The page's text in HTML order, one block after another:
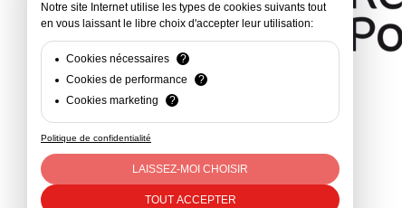
Notre site Internet utilise les types de cookies suivants tout
en vous laissant le libre choix d'accepter leur utilisation:
Cookies nécessaires
?
Cookies de performance
?
Cookies marketing
?
Politique de confidentialité
LAISSEZ-MOI CHOISIR
TOUT ACCEPTER